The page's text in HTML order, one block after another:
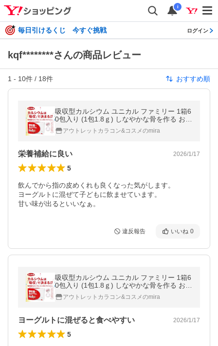
i
毎日引けるくじ 今すぐ挑戦 ログイン
kqf********さんの商品レビュー
1 - 10件 / 18件 おすすめ順
吸収型カルシウム ユニカル ファミリー 1箱6
0包入り (1包1.8ｇ) しなやかな骨を作る お子
様からご高齢の方まで水なしでも飲みやすい
顆粒タイプ unical
アウトレットカラコン&コスメのmira
栄養補給に良い 2026/1/17
5
飲んでから指の皮めくれも良くなった気がします。
ヨーグルトに混ぜて子どもに飲ませています。
甘い味が出るといいなぁ。
違反報告 いいね 0
吸収型カルシウム ユニカル ファミリー 1箱6
0包入り (1包1.8ｇ) しなやかな骨を作る お子
様からご高齢の方まで水なしでも飲みやすい
顆粒タイプ unical
アウトレットカラコン&コスメのmira
ヨーグルトに混ぜると食べやすい 2026/1/17
5